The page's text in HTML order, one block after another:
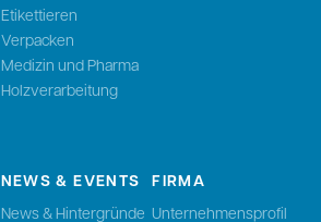
Etikettieren
Verpacken
Medizin und Pharma
Holzverarbeitung
NEWS & EVENTS
News & Hintergründe
FIRMA
Unternehmensprofil